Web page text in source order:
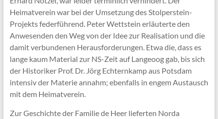
Heimatverein war bei der Umsetzung des Stolperstein-
Projekts federführend. Peter Wettstein erläuterte den
Anwesenden den Weg von der Idee zur Realisation und die
damit verbundenen Herausforderungen. Etwa die, dass es
lange kaum Material zur NS-Zeit auf Langeoog gab, bis sich
der Historiker Prof. Dr. Jörg Echternkamp aus Potsdam
intensiv der Materie annahm; ebenfalls in engem Austausch
mit dem Heimatverein.
Zur Geschichte der Familie de Heer lieferten Norda